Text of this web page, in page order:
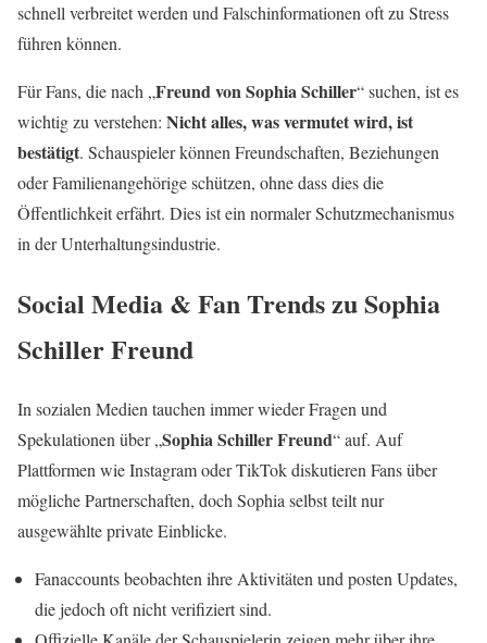
schnell verbreitet werden und Falschinformationen oft zu Stress
führen können.
Für Fans, die nach „Freund von Sophia Schiller“ suchen, ist es
wichtig zu verstehen: Nicht alles, was vermutet wird, ist
bestätigt. Schauspieler können Freundschaften, Beziehungen
oder Familienangehörige schützen, ohne dass dies die
Öffentlichkeit erfährt. Dies ist ein normaler Schutzmechanismus
in der Unterhaltungsindustrie.
Social Media & Fan Trends zu Sophia
Schiller Freund
In sozialen Medien tauchen immer wieder Fragen und
Spekulationen über „Sophia Schiller Freund“ auf. Auf
Plattformen wie Instagram oder TikTok diskutieren Fans über
mögliche Partnerschaften, doch Sophia selbst teilt nur
ausgewählte private Einblicke.
Fanaccounts beobachten ihre Aktivitäten und posten Updates,
die jedoch oft nicht verifiziert sind.